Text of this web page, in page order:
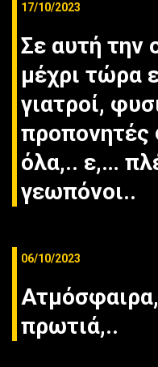
17/10/2023
Σε αυτή την
μέχρι τώρα
γιατροί,
όλα,.. ε,…
γεωπόνοι..
06/10/2023
πρωτιά,..